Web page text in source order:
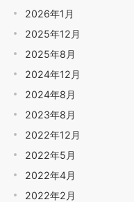
2026年1月
2025年12月
2025年8月
2024年12月
2024年8月
2023年8月
2022年12月
2022年5月
2022年4月
2022年2月